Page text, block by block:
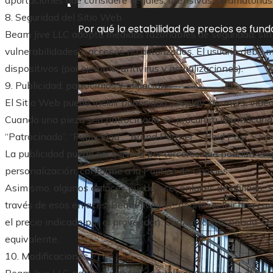
Por qué la estabilidad de precios es
8. Seguridad del Sitio Web
Beam Jive LLC adopta medidas razonables de seguridad,
vulnerabilidades o accesos no autorizados. El usuario debe
dispositivos (por ejemplo, antivirus y actualizaciones).
9. Publicidad, patrocinios y afiliación
El Sitio Web puede incluir publicidad (display, banners,
Cuando una pieza sea patrocinada, se procurará
“Patrocinado”, “Publicidad”, “Brand Partner”, “Paid Post”,
La publicidad puede ser servida por terceros que podrían
personalización, conforme a la Política de Cookies.
Asimismo, algunos enlaces pueden ser enlaces de afiliado.
través de esos enlaces, Beam Jive LLC podría recibir una
el precio indicado por el proveedor). Cuando corresponda,
equivalente.
10. Modificaciones